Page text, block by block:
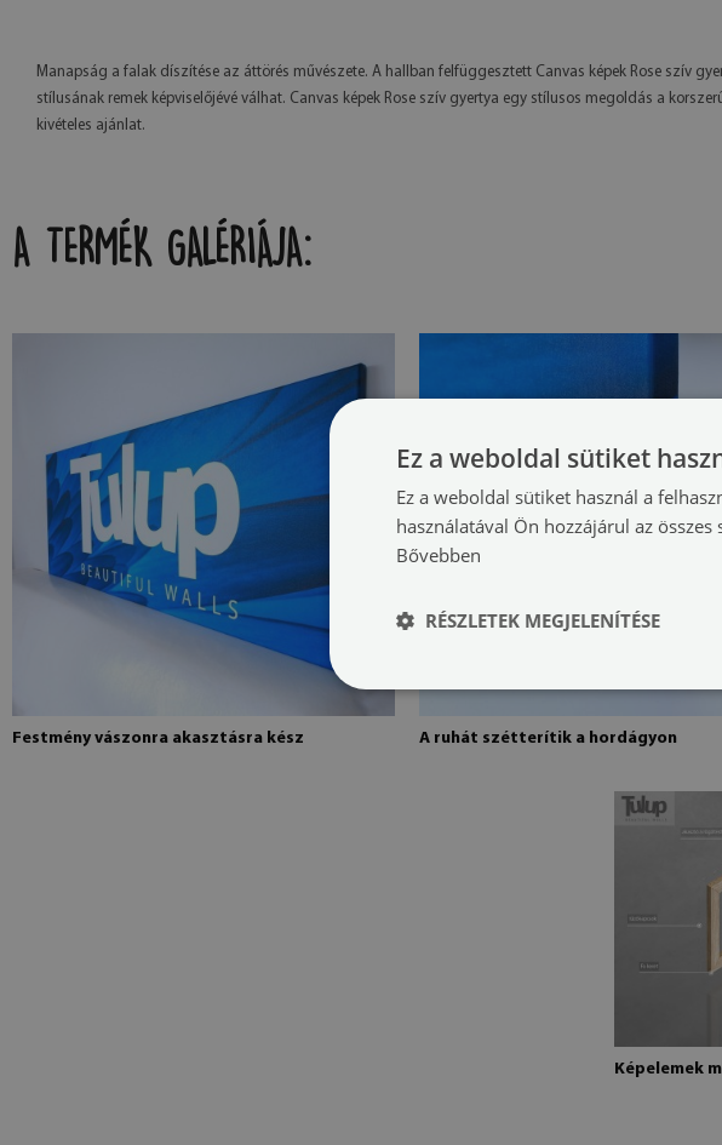
Manapság a falak díszítése az áttörés művészete. A hallban felfüggesztett Canvas képek Rose szív
stílusának remek képviselőjévé válhat. Canvas képek Rose szív gyertya egy stílusos megoldás a
kivételes ajánlat.
A TERMÉK GALÉRIÁJA:
Festmény vászonra akasztásra kész A ruhát szétterítik a hordágyon
Képelemek
Ez a weboldal sütiket
Ez a weboldal sütiket használ a
használatával Ön hozzájárul az
Bővebben
RÉSZLETEK MEGJELENÍTÉSE